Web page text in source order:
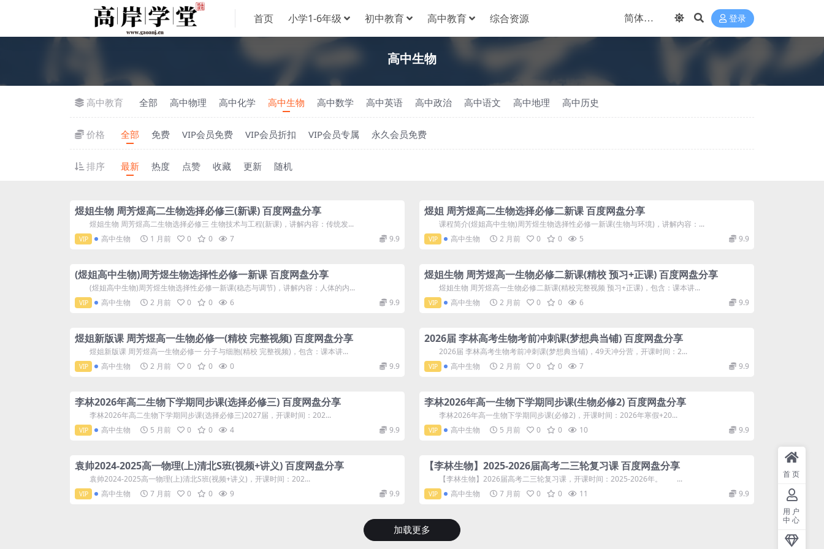
首页 小学1-6年级 初中教育 高中教育 综合资源 登录
高中生物
高中教育 全部 高中物理 高中化学 高中生物 高中数学 高中英语 高中政治 高中语文 高中地理 高中历史
价格 全部 免费 VIP会员免费 VIP会员折扣 VIP会员专属 永久会员免费
排序 最新 热度 点赞 收藏 更新 随机
煜姐生物 周芳煜高二生物选择必修三(新课) 百度网盘分享
煜姐生物 周芳煜高二生物选择必修三 生物技术与工程(新课)，讲解内容：传统发...
VIP 高中生物 1 月前 0 0 7 9.9
煜姐 周芳煜高二生物选择必修二新课 百度网盘分享
课程简介(煜姐高中生物)周芳煜生物选择性必修一新课(生物与环境)，讲解内容：...
VIP 高中生物 2 月前 0 0 5 9.9
(煜姐高中生物)周芳煜生物选择性必修一新课 百度网盘分享
(煜姐高中生物)周芳煜生物选择性必修一新课(稳态与调节)，讲解内容：人体的内...
VIP 高中生物 2 月前 0 0 6 9.9
煜姐生物 周芳煜高一生物必修二新课(精校 预习+正课) 百度网盘分享
煜姐生物 周芳煜高一生物必修二新课(精校完整视频 预习+正课)，包含：课本讲...
VIP 高中生物 2 月前 0 0 6 9.9
煜姐新版课 周芳煜高一生物必修一(精校 完整视频) 百度网盘分享
煜姐新版课 周芳煜高一生物必修一 分子与细胞(精校 完整视频)，包含：课本讲...
VIP 高中生物 2 月前 0 0 0 9.9
2026届 李林高考生物考前冲刺课(梦想典当铺) 百度网盘分享
2026届 李林高考生物考前冲刺课(梦想典当铺)，49天冲分营，开课时间：2...
VIP 高中生物 2 月前 0 0 7 9.9
李林2026年高二生物下学期同步课(选择必修三) 百度网盘分享
李林2026年高二生物下学期同步课(选择必修三)2027届，开课时间：202...
VIP 高中生物 5 月前 0 0 4 9.9
李林2026年高一生物下学期同步课(生物必修2) 百度网盘分享
李林2026年高一生物下学期同步课(必修2)，开课时间：2026年寒假+20...
VIP 高中生物 5 月前 0 0 10 9.9
袁帅2024-2025高一物理(上)清北S班(视频+讲义) 百度网盘分享
袁帅2024-2025高一物理(上)清北S班(视频+讲义)，开课时间：202...
VIP 高中生物 7 月前 0 0 9 9.9
【李林生物】2025-2026届高考二三轮复习课 百度网盘分享
【李林生物】2026届高考二三轮复习课，开课时间：2025-2026年。 ...
VIP 高中生物 7 月前 0 0 11 9.9
加载更多
首页
用户
中心